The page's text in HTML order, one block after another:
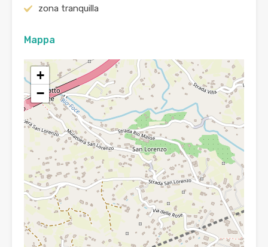
zona tranquilla
Mappa
+
−